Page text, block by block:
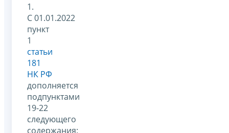
1.
С 01.01.2022
пункт
1
статьи
181
НК РФ
дополняется
подпунктами
19-22
следующего
содержания: